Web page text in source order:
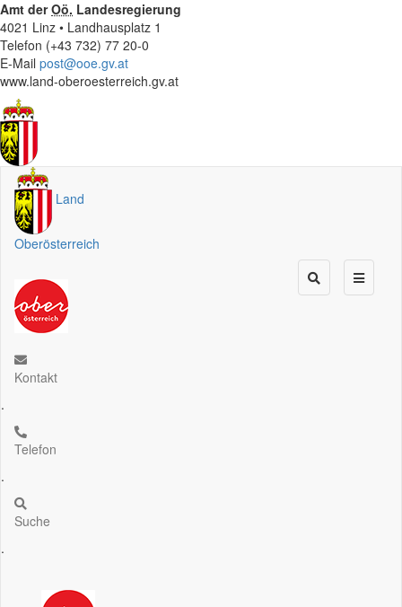
Amt derOö. Landesregierung
4021 Linz • Landhausplatz 1
Telefon (+43 732) 77 20-0
E-Mail post@ooe.gv.at
www.land-oberoesterreich.gv.at
Land
Oberösterreich
Kontakt
.
Telefon
.
Suche
.